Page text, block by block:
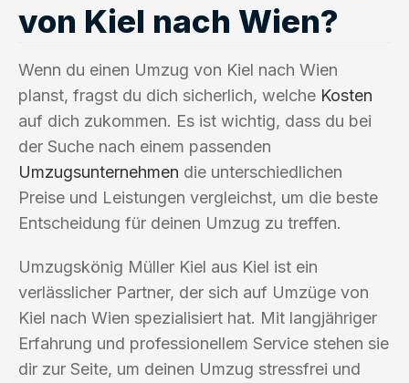
von Kiel nach Wien?
Wenn du einen Umzug von Kiel nach Wien
planst, fragst du dich sicherlich, welche Kosten
auf dich zukommen. Es ist wichtig, dass du bei
der Suche nach einem passenden
Umzugsunternehmen die unterschiedlichen
Preise und Leistungen vergleichst, um die beste
Entscheidung für deinen Umzug zu treffen.
Umzugskönig Müller Kiel aus Kiel ist ein
verlässlicher Partner, der sich auf Umzüge von
Kiel nach Wien spezialisiert hat. Mit langjähriger
Erfahrung und professionellem Service stehen sie
dir zur Seite, um deinen Umzug stressfrei und